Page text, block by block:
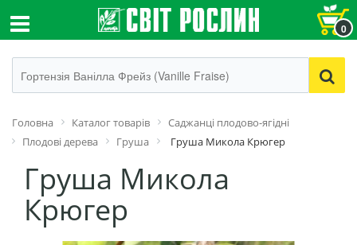
0
Головна Каталог товарів
Саджанці плодово-ягідні
Плодові дерева
Груша Груша Микола Крюгер
Груша Микола
Крюгер